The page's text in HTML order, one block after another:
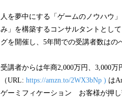
人を夢中にする「ゲームのノウハウ
み」を構築するコンサルタントとし
グを開催し、5年間での受講者数はの
受講者からは年商2,000万円、3,000
（URL: https://amzn.to/2WX3bNp ) は
ゲーミフィケーション お客様が押